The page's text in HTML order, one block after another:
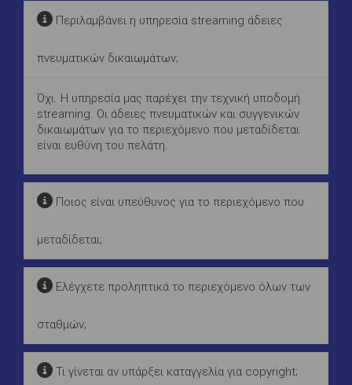
Περιλαμβάνει η υπηρεσία streaming άδειες
πνευματικών δικαιωμάτων;
Όχι. Η υπηρεσία μας παρέχει την τεχνική υποδομή
streaming. Οι άδειες πνευματικών και συγγενικών
δικαιωμάτων για το περιεχόμενο που μεταδίδεται
είναι ευθύνη του πελάτη.
Ποιος είναι υπεύθυνος για το περιεχόμενο που
μεταδίδεται;
Ελέγχετε προληπτικά το περιεχόμενο όλων των
σταθμών;
Τι γίνεται αν υπάρξει καταγγελία για copyright;